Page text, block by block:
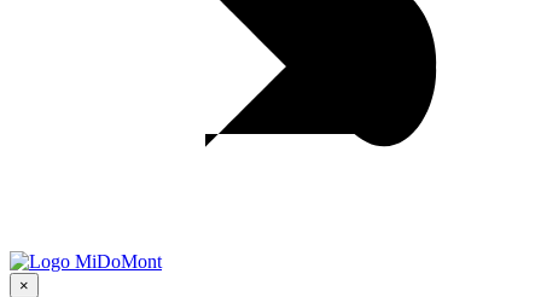
×